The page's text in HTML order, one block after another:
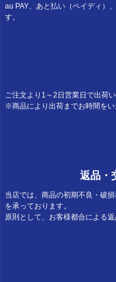
au PAY、あと払い（ペイディ）
す。
ご注文より1～2日営業日で出荷い
※商品により出荷までお時間をい
返品・
当店では、商品の初期不良・破
を承っております。
原則として、お客様都合による